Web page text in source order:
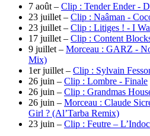
7 août – Clip : Tender Ender -
23 juillet – Clip : Naâman -
23 juillet – Clip : Litiges ! - I
17 juillet – Clip : Content
9 juillet – Morceau : GARZ -
Mix)
1er juillet – Clip : Sylvain
26 juin – Clip : Lombre - Finale
26 juin – Clip : Grandmas
26 juin – Morceau : Claude
Girl ? (Al’Tarba Remix)
23 juin – Clip : Feutre –